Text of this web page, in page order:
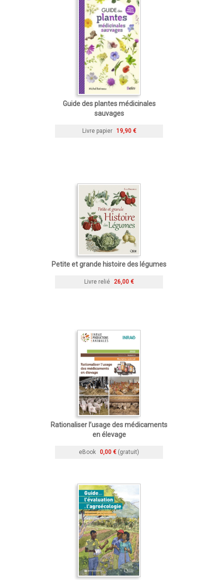
Guide des plantes médicinales
sauvages
Livre papier 19,90 €
Petite et grande histoire des légumes
Livre relié 26,00 €
Rationaliser l’usage des médicaments
en élevage
eBook 0,00 € (gratuit)